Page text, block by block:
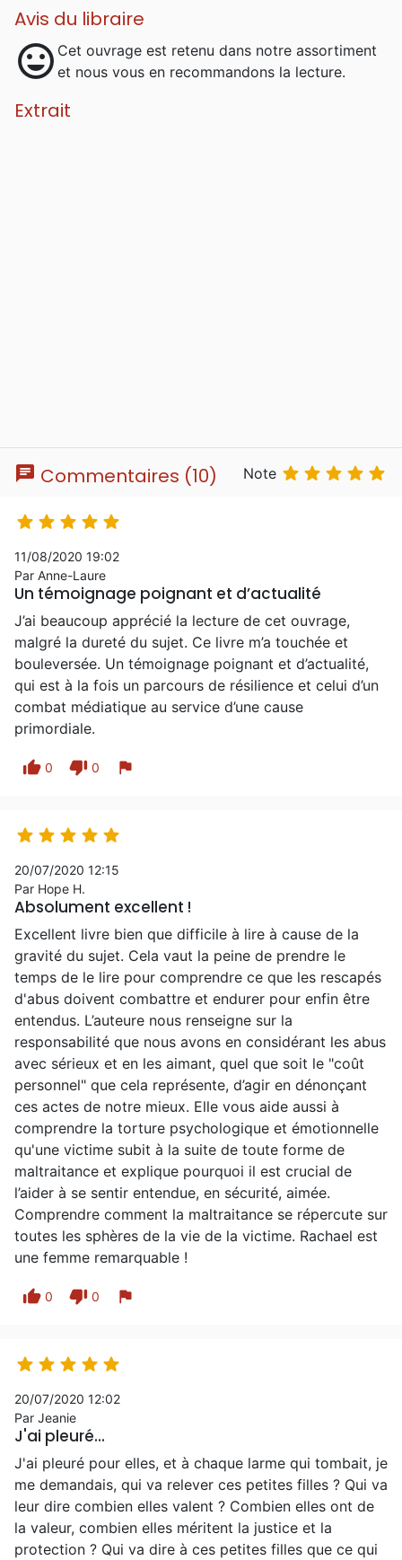
Avis du libraire
mood Cet ouvrage est retenu dans notre assortiment
et nous vous en recommandons la lecture.
Extrait
chat Commentaires (10) Note     
    
11/08/2020 19:02
Par Anne-Laure
Un témoignage poignant et d’actualité
J’ai beaucoup apprécié la lecture de cet ouvrage,
malgré la dureté du sujet. Ce livre m’a touchée et
bouleversée. Un témoignage poignant et d’actualité,
qui est à la fois un parcours de résilience et celui d’un
combat médiatique au service d’une cause
primordiale.
thumb_up 0 thumb_down 0 flag
    
20/07/2020 12:15
Par Hope H.
Absolument excellent !
Excellent livre bien que difficile à lire à cause de la
gravité du sujet. Cela vaut la peine de prendre le
temps de le lire pour comprendre ce que les rescapés
d'abus doivent combattre et endurer pour enfin être
entendus. L’auteure nous renseigne sur la
responsabilité que nous avons en considérant les abus
avec sérieux et en les aimant, quel que soit le "coût
personnel" que cela représente, d’agir en dénonçant
ces actes de notre mieux. Elle vous aide aussi à
comprendre la torture psychologique et émotionnelle
qu'une victime subit à la suite de toute forme de
maltraitance et explique pourquoi il est crucial de
l’aider à se sentir entendue, en sécurité, aimée.
Comprendre comment la maltraitance se répercute sur
toutes les sphères de la vie de la victime. Rachael est
une femme remarquable !
thumb_up 0 thumb_down 0 flag
    
20/07/2020 12:02
Par Jeanie
J'ai pleuré...
J'ai pleuré pour elles, et à chaque larme qui tombait, je
me demandais, qui va relever ces petites filles ? Qui va
leur dire combien elles valent ? Combien elles ont de
la valeur, combien elles méritent la justice et la
protection ? Qui va dire à ces petites filles que ce qui